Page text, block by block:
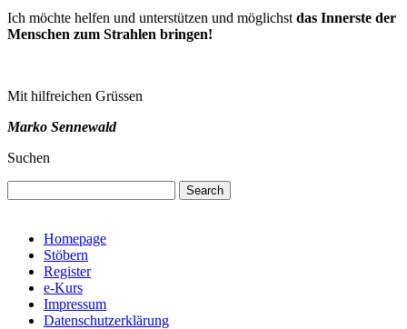
Ich möchte helfen und unterstützen und möglichst das Innerste der
Menschen zum Strahlen bringen!
Mit hilfreichen Grüssen
Marko Sennewald
Suchen
Search
Homepage
Stöbern
Register
e-Kurs
Impressum
Datenschutzerklärung